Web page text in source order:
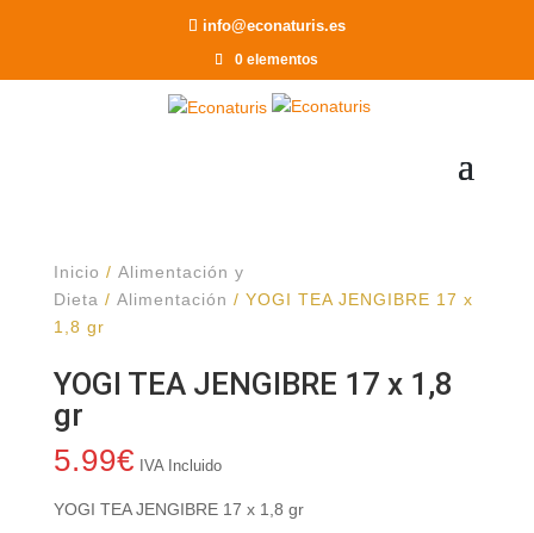
info@econaturis.es
0 elementos
Inicio / Alimentación y
Dieta / Alimentación / YOGI TEA JENGIBRE 17 x
1,8 gr
YOGI TEA JENGIBRE 17 x 1,8
gr
5.99€ IVA Incluido
YOGI TEA JENGIBRE 17 x 1,8 gr